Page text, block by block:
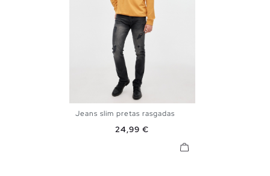
36 38 40 42 44
48
Jeans slim pretas rasgadas
Preço
24,99 €